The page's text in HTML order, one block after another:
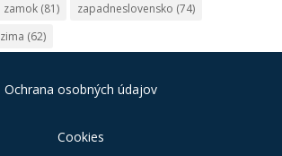
zamok(81) zapadneslovensko (74)
zima (62)
Ochrana osobných údajov
Cookies